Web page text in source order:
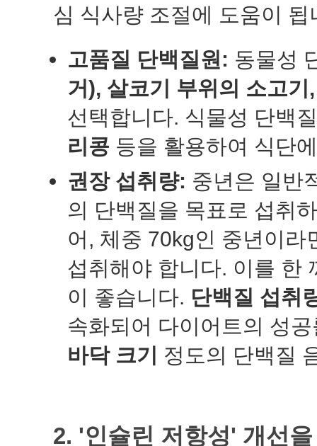
심 식사량 조절에 도움이 됩
고품질 단백질원: 동물성
거), 살코기 부위의 소고
선택합니다. 식물성 단백
리콩 등을 활용하여 식단
권장 섭취량: 중년은 일반
의 단백질을 목표로 섭취
어, 체중 70kg인 중년이
섭취해야 합니다. 이를 한
이 좋습니다. 단백질 섭취
속화되어 다이어트의 성
바닥 크기
정도의 단백질
2. '인슐린 저항성' 개선